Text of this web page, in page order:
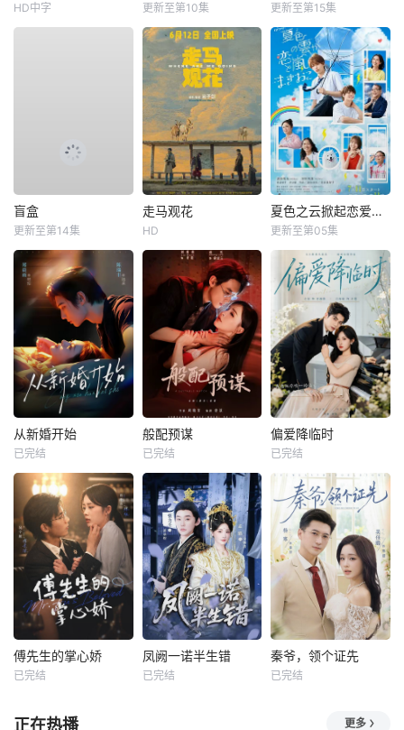
HD中字 更新至第10集 更新至第15集
盲盒
更新至第14集
走马观花
HD
夏色之云掀起恋爱与风暴
更新至第05集
从新婚开始
已完结
般配预谋
已完结
偏爱降临时
已完结
傅先生的掌心娇
已完结
凤阙一诺半生错
已完结
秦爷，领个证先
已完结
正在热播 更多